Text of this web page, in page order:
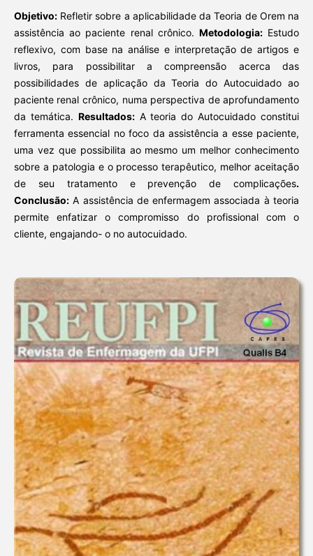
Objetivo:Refletir sobre a aplicabilidade da Teoria de Orem na
assistência ao paciente renal crônico. Metodologia:Estudo
reflexivo, com base na análise e interpretação de artigos e
livros, para possibilitar a compreensão acerca das
possibilidades de aplicação da Teoria do Autocuidado ao
paciente renal crônico, numa perspectiva de aprofundamento
da temática. Resultados:A teoria do Autocuidado constitui
ferramenta essencial no foco da assistência a esse paciente,
uma vez que possibilita ao mesmo um melhor conhecimento
sobre a patologia e o processo terapêutico, melhor aceitação
de seu tratamento e prevenção de complicações.
Conclusão:A assistência de enfermagem associada à teoria
permite enfatizar o compromisso do profissional com o
cliente, engajando- o no autocuidado.